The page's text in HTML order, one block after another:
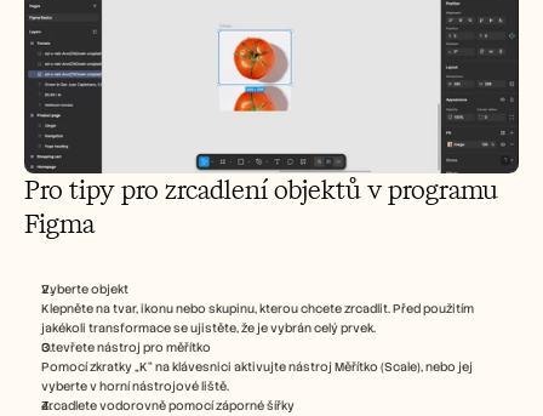
Pro tipy pro zrcadlení objektů v programu
Figma
Vyberte objekt
Klepněte na tvar, ikonu nebo skupinu, kterou chcete zrcadlit. Před použitím
jakékoli transformace se ujistěte, že je vybrán celý prvek.
Otevřete nástroj pro měřítko
Pomocí zkratky „K“ na klávesnici aktivujte nástroj Měřítko (Scale), nebo jej
vyberte v horní nástrojové liště.
Zrcadlete vodorovně pomocí záporné šířky